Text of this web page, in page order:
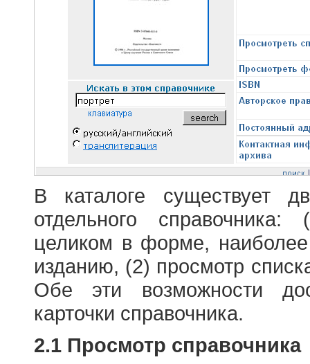
В каталоге существует
отдельного
целиком в форме,
изданию, (2) просмотр
Обе эти возможности
карточки справочника.
2.1 Просмотр справочника